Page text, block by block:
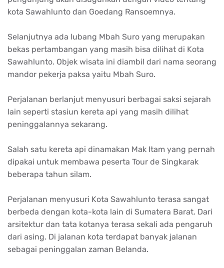
kota Sawahlunto dan Goedang Ransoemnya.
Selanjutnya ada lubang Mbah Suro yang merupakan
bekas pertambangan yang masih bisa dilihat di Kota
Sawahlunto. Objek wisata ini diambil dari nama seorang
mandor pekerja paksa yaitu Mbah Suro.
Perjalanan berlanjut menyusuri berbagai saksi sejarah
lain seperti stasiun kereta api yang masih dilihat
peninggalannya sekarang.
Salah satu kereta api dinamakan Mak Itam yang pernah
dipakai untuk membawa peserta Tour de Singkarak
beberapa tahun silam.
Perjalanan menyusuri Kota Sawahlunto terasa sangat
berbeda dengan kota-kota lain di Sumatera Barat. Dari
arsitektur dan tata kotanya terasa sekali ada pengaruh
dari asing. Di jalanan kota terdapat banyak jalanan
sebagai peninggalan zaman Belanda.